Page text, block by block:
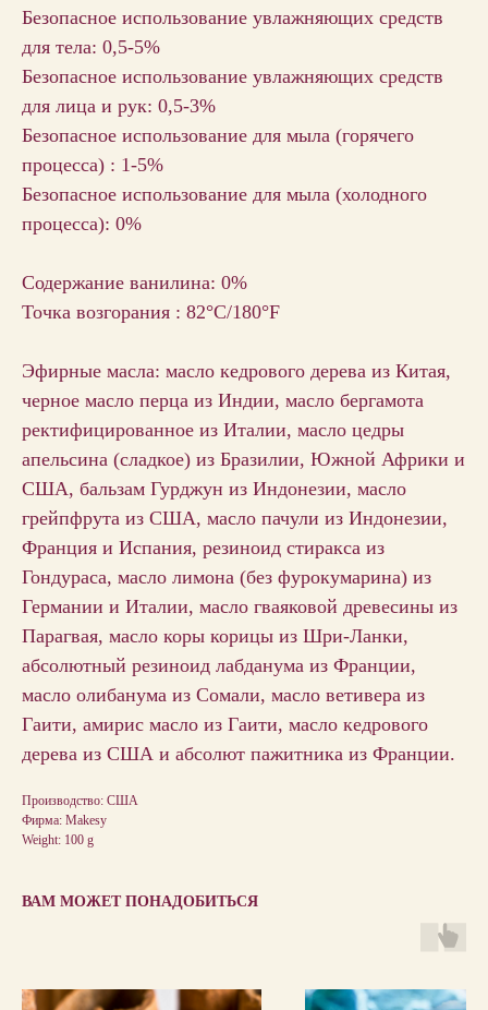
Безопасное использование увлажняющих средств
для тела: 0,5-5%
Безопасное использование увлажняющих средств
для лица и рук: 0,5-3%
Безопасное использование для мыла (горячего
процесса) : 1-5%
Безопасное использование для мыла (холодного
процесса): 0%
Содержание ванилина: 0%
Точка возгорания : 82°C/180°F
Эфирные масла: масло кедрового дерева из Китая,
черное масло перца из Индии, масло бергамота
ректифицированное из Италии, масло цедры
апельсина (сладкое) из Бразилии, Южной Африки и
США, бальзам Гурджун из Индонезии, масло
грейпфрута из США, масло пачули из Индонезии,
Франция и Испания, резиноид стиракса из
Гондураса, масло лимона (без фурокумарина) из
Германии и Италии, масло гваяковой древесины из
Парагвая, масло коры корицы из Шри-Ланки,
абсолютный резиноид лабданума из Франции,
масло олибанума из Сомали, масло ветивера из
Гаити, амирис масло из Гаити, масло кедрового
дерева из США и абсолют пажитника из Франции.
Производство: США
Фирма: Makesy
Weight: 100 g
ВАМ МОЖЕТ ПОНАДОБИТЬСЯ